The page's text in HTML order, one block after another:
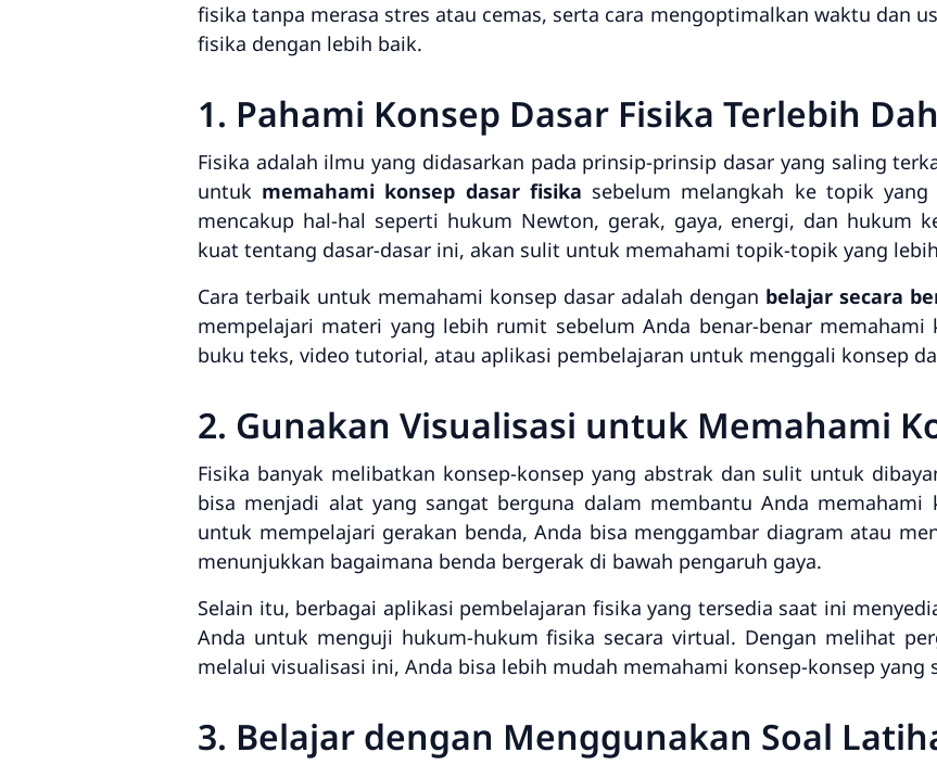
fisika tanpa merasa stres atau cemas, serta cara mengoptimalkan waktu dan
fisika dengan lebih baik.
1. Pahami Konsep Dasar Fisika Terlebih
Fisika adalah ilmu yang didasarkan pada prinsip-prinsip dasar yang saling
untuk memahami konsep dasar fisika sebelum melangkah ke topik
mencakup hal-hal seperti hukum Newton, gerak, gaya, energi, dan hukum
kuat tentang dasar-dasar ini, akan sulit untuk memahami topik-topik yang
Cara terbaik untuk memahami konsep dasar adalah dengan belajar secara
mempelajari materi yang lebih rumit sebelum Anda benar-benar memahami
buku teks, video tutorial, atau aplikasi pembelajaran untuk menggali konsep
2. Gunakan Visualisasi untuk Memahami
Fisika banyak melibatkan konsep-konsep yang abstrak dan sulit untuk
bisa menjadi alat yang sangat berguna dalam membantu Anda memahami
untuk mempelajari gerakan benda, Anda bisa menggambar diagram atau
menunjukkan bagaimana benda bergerak di bawah pengaruh gaya.
Selain itu, berbagai aplikasi pembelajaran fisika yang tersedia saat ini
Anda untuk menguji hukum-hukum fisika secara virtual. Dengan melihat
melalui visualisasi ini, Anda bisa lebih mudah memahami konsep-konsep yang
3. Belajar dengan Menggunakan Soal